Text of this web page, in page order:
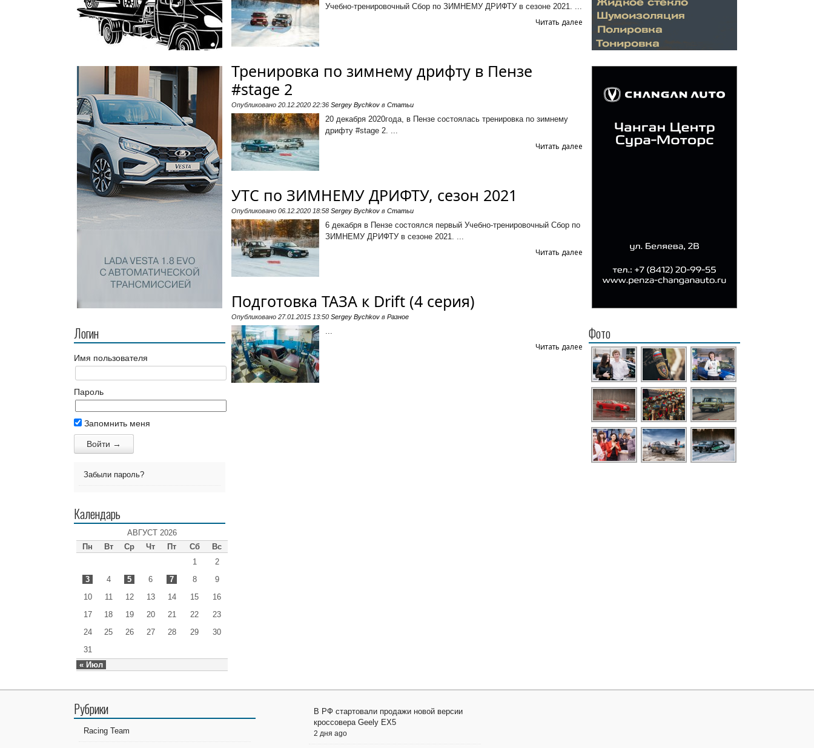
Логин
Имя пользователя
Пароль
Запомнить меня
Забыли пароль?
Календарь
АВГУСТ 2026
Пн
Вт Ср Чт Пт Сб Вс
« Июл
1
2
3
4 5 6 7 8
9
10
11 12 13 14 15
16
17
18 19 20 21 22
23
24
25 26 27 28 29
30
31
Учебно-тренировочный Сбор по ЗИМНЕМУ ДРИФТУ в сезоне 2021. ...
Читать далее
Тренировка по зимнему дрифту в Пензе
#stage 2
Опубликовано 20.12.2020 22:36 Sergey Bychkov в Статьи
20 декабря 2020года, в Пензе состоялась тренировка по зимнему
дрифту #stage 2. ...
Читать далее
УТС по ЗИМНЕМУ ДРИФТУ, сезон 2021
Опубликовано 06.12.2020 18:58 Sergey Bychkov в Статьи
6 декабря в Пензе состоялся первый Учебно-тренировочный Сбор по
ЗИМНЕМУ ДРИФТУ в сезоне 2021. ...
Читать далее
Подготовка ТАЗА к Drift (4 серия)
Опубликовано 27.01.2015 13:50 Sergey Bychkov в Разное
...
Читать далее
Фото
Рубрики
Racing Team
В РФ стартовали продажи новой версии
кроссовера Geely EX5
2 дня ago